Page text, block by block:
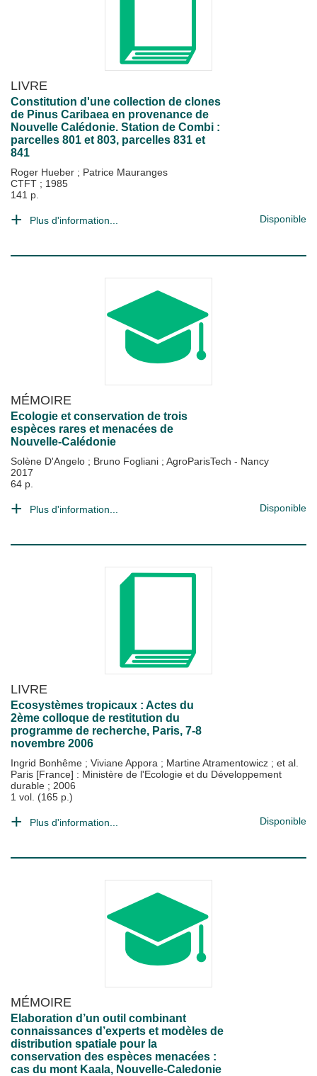
LIVRE
Constitution d'une collection de clones
de Pinus Caribaea en provenance de
Nouvelle Calédonie. Station de Combi :
parcelles 801 et 803, parcelles 831 et
841
Roger Hueber ; Patrice Mauranges
CTFT ; 1985
141 p.
Plus d'information... Disponible
MÉMOIRE
Ecologie et conservation de trois
espèces rares et menacées de
Nouvelle-Calédonie
Solène D'Angelo ; Bruno Fogliani ; AgroParisTech - Nancy
2017
64 p.
Plus d'information... Disponible
LIVRE
Ecosystèmes tropicaux : Actes du
2ème colloque de restitution du
programme de recherche, Paris, 7-8
novembre 2006
Ingrid Bonhême ; Viviane Appora ; Martine Atramentowicz ; et al.
Paris [France] : Ministère de l'Ecologie et du Développement
durable ; 2006
1 vol. (165 p.)
Plus d'information... Disponible
MÉMOIRE
Elaboration d’un outil combinant
connaissances d’experts et modèles de
distribution spatiale pour la
conservation des espèces menacées :
cas du mont Kaala, Nouvelle-Caledonie